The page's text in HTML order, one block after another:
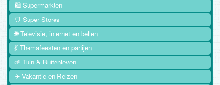
🛍️ Supermarkten
🛒 Super Stores
🌐 Televisie, internet en bellen
💃 Themafeesten en partijen
🌱 Tuin & Buitenleven
✈️ Vakantie en Reizen